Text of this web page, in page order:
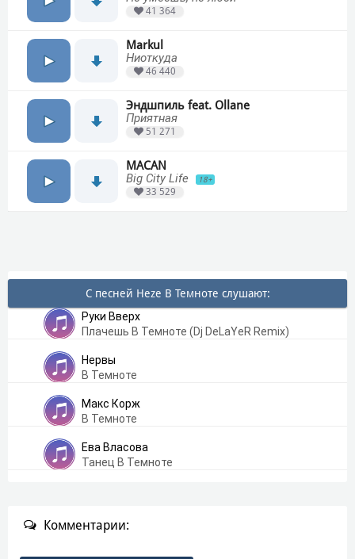
41 364
Markul
Ниоткуда
46 440
Эндшпиль feat. Ollane
Приятная
51 271
MACAN
Big City Life
18+
33 529
С песней Heze В Темноте слушают:
Руки Вверх
Плачешь В Темноте (Dj DeLaYeR Remix)
Нервы
В Темноте
Макс Корж
В Темноте
Ева Власова
Танец В Темноте
Комментарии: